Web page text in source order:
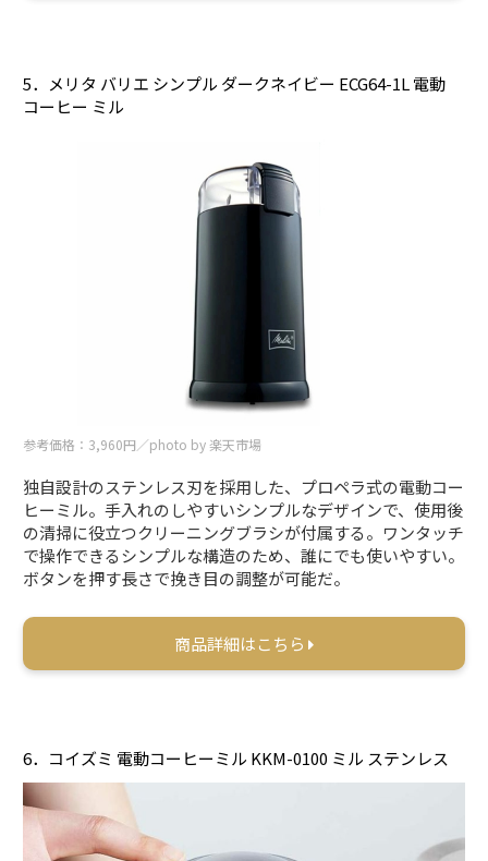
5．メリタ バリエ シンプル ダークネイビー ECG64-1L 電動
コーヒー ミル
参考価格：3,960円／photo by 楽天市場
独自設計のステンレス刃を採用した、プロペラ式の電動コー
ヒーミル。手入れのしやすいシンプルなデザインで、使用後
の清掃に役立つクリーニングブラシが付属する。ワンタッチ
で操作できるシンプルな構造のため、誰にでも使いやすい。
ボタンを押す長さで挽き目の調整が可能だ。
商品詳細はこちら
6．コイズミ 電動コーヒーミル KKM-0100 ミル ステンレス